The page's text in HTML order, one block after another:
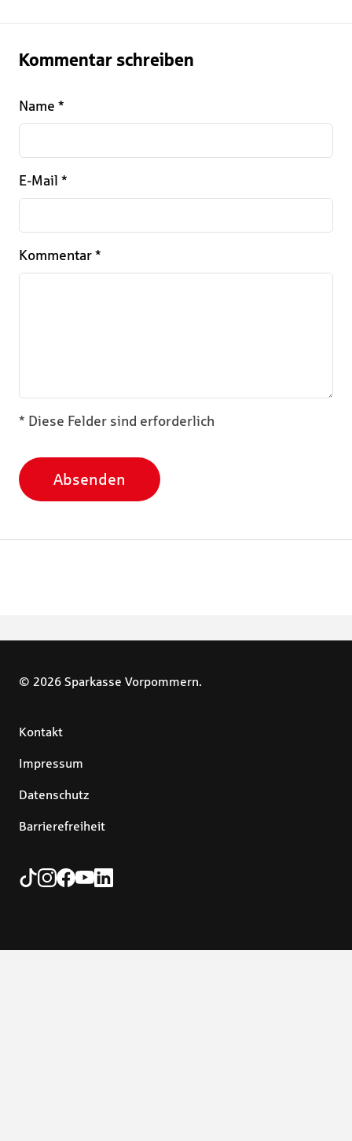
Kommentar schreiben
Name *
E-Mail *
Kommentar *
* Diese Felder sind erforderlich
Absenden
© 2026 Sparkasse Vorpommern.
Kontakt
Impressum
Datenschutz
Barrierefreiheit